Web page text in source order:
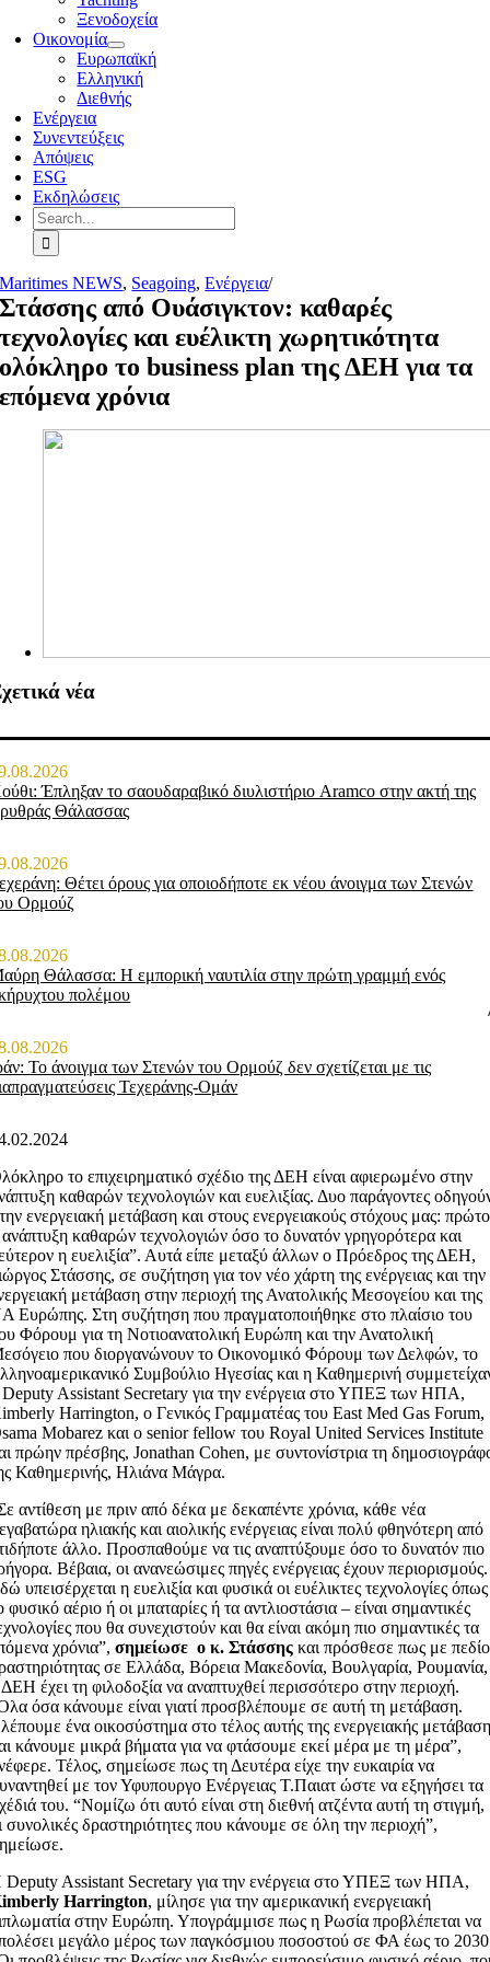
Ξενοδοχεία
Οικονομία
Ευρωπαϊκή
Ελληνική
Διεθνής
Ενέργεια
Συνεντεύξεις
Απόψεις
ESG
Εκδηλώσεις
Search
for:
Maritimes NEWS, Seagoing,Ενέργεια/
Στάσσης από Ουάσιγκτον: καθαρές
τεχνολογίες και ευέλικτη χωρητικότητα
ολόκληρο το business plan της ΔΕΗ για τα
επόμενα χρόνια
νέα
Έπληξαν το σαουδαραβικό διυλιστήριο Aramco στην ακτή της
Θάλασσας
Θέτει όρους για οποιοδήποτε εκ νέου άνοιγμα των Στενών
Ορμούζ
Θάλασσα: Η εμπορική ναυτιλία στην πρώτη γραμμή ενός
πολέμου
Το άνοιγμα των Στενών του Ορμούζ δεν σχετίζεται με τις
Τεχεράνης-Ομάν
το επιχειρηματικό σχέδιο της ΔΕΗ είναι αφιερωμένο στην
καθαρών τεχνολογιών και ευελιξίας. Δυο παράγοντες
ενεργειακή μετάβαση και στους ενεργειακούς στόχους μας:
καθαρών τεχνολογιών όσο το δυνατόν γρηγορότερα και
η ευελιξία”. Αυτά είπε μεταξύ άλλων ο Πρόεδρος της ΔΕΗ,
Στάσσης, σε συζήτηση για τον νέο χάρτη της ενέργειας και την
μετάβαση στην περιοχή της Ανατολικής Μεσογείου και της
Ευρώπης. Στη συζήτηση που πραγματοποιήθηκε στο πλαίσιο του
Φόρουμ για τη Νοτιοανατολική Ευρώπη και την Ανατολική
που διοργανώνουν το Οικονομικό Φόρουμ των Δελφών, το
Συμβούλιο Ηγεσίας και η Καθημερινή
Assistant Secretary για την ενέργεια στο ΥΠΕΞ των ΗΠΑ,
Harrington, o Γενικός Γραμματέας του East Med Gas Forum,
Mobarez και ο senior fellow του Royal United Services Institute
πρώην πρέσβης, Jonathan Cohen, με συντονίστρια τη
Καθημερινής, Ηλιάνα Μάγρα.
αντίθεση με πριν από δέκα με δεκαπέντε χρόνια, κάθε νέα
ηλιακής και αιολικής ενέργειας είναι πολύ φθηνότερη από
άλλο. Προσπαθούμε να τις αναπτύξουμε όσο το δυνατόν πιο
Βέβαια, οι ανανεώσιμες πηγές ενέργειας έχουν περιορισμούς.
υπεισέρχεται η ευελιξία και φυσικά οι ευέλικτες τεχνολογίες όπως
φυσικό αέριο ή οι μπαταρίες ή τα αντλιοστάσια – είναι σημαντικές
που θα συνεχιστούν και θα είναι ακόμη πιο σημαντικές τα
χρόνια”,σημείωσε ο κ. Στάσσης και πρόσθεσε πως με πεδίο
σε Ελλάδα, Βόρεια Μακεδονία, Βουλγαρία, Ρουμανία,
έχει τη φιλοδοξία να αναπτυχθεί περισσότερο στην περιοχή.
όσα κάνουμε είναι γιατί προσβλέπουμε σε αυτή τη μετάβαση.
ένα οικοσύστημα στο τέλος αυτής της ενεργειακής
κάνουμε μικρά βήματα για να φτάσουμε εκεί μέρα με τη μέρα”,
Τέλος, σημείωσε πως τη Δευτέρα είχε την ευκαιρία να
με τον Υφυπουργο Ενέργειας Τ.Παιατ ώστε να εξηγήσει τα
του. “Νομίζω ότι αυτό είναι στη διεθνή ατζέντα αυτή τη στιγμή,
συνολικές δραστηριότητες που κάνουμε σε όλη την περιοχή”,
Assistant Secretary για την ενέργεια στο ΥΠΕΞ των ΗΠΑ,
Harrington, μίλησε για την αμερικανική ενεργειακή
στην Ευρώπη. Υπογράμμισε πως η Ρωσία προβλέπεται να
μεγάλο μέρος των παγκόσμιου ποσοστού σε ΦΑ έως το